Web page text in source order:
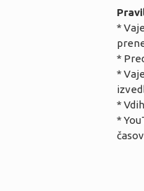
*
*
*
*
*